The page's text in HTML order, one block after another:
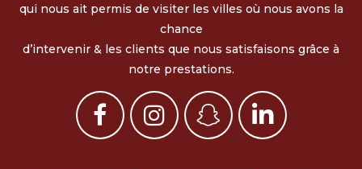
qui nous ait permis de visiter les villes où nous avons la
chance
d’intervenir & les clients que nous satisfaisons grâce à
notre prestations.